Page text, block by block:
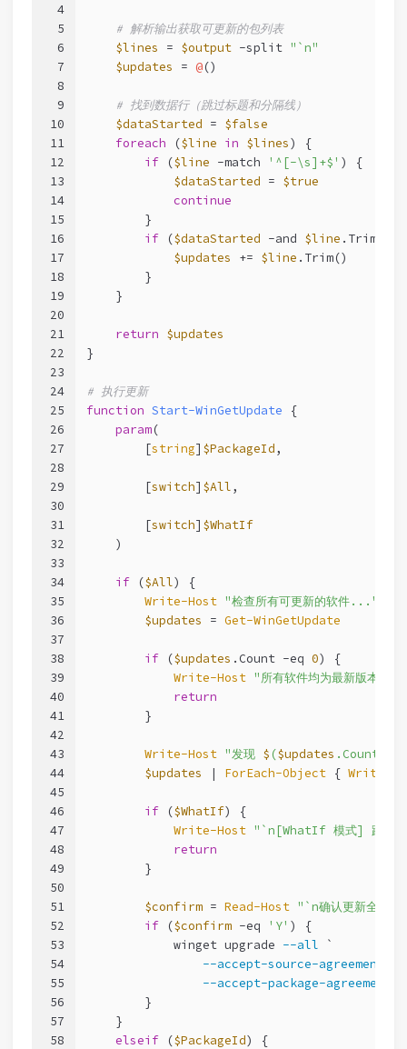
4
5
6
7
8
9
10
11
12
13
14
15
16
17
18
19
20
21
22
23
24
25
26
27
28
29
30
31
32
33
34
35
36
37
38
39
40
41
42
43
44
45
46
47
48
49
50
51
52
53
54
55
56
57
58
# 解析输出获取可更新的包列表
$lines = $output -split "`n"
$updates = @()
# 找到数据行（跳过标题和分隔线）
$dataStarted = $false
foreach ($line in $lines) {
if ($line -match '^[-\s]+$' ) {
$dataStarted = $true
continue
        }
if ($dataStarted -and $line .Trim()
$updates += $line .Trim()
        }
    }
return $updates
}
# 执行更新
function Start-WinGetUpdate {
param(
        [
string] $PackageId,
        [
switch] $All,
        [
switch] $WhatIf
    )
if ($All) {
Write-Host "检查所有可更新的软件..."
$updates = Get-WinGetUpdate
if ($updates .Count -eq 0) {
Write-Host "所有软件均为最新版本"
return
        }
Write-Host "发现 $ ($updates .Count) 个
$updates | ForEach-Object { Write-
if ($WhatIf) {
Write-Host "`n[WhatIf 模式] 跳过实
return
        }
$confirm = Read-Host "`n确认更新全部
if ($confirm -eq 'Y' ) {
            winget upgrade
--all `
--accept-source-agreements
--accept-package-agreements
        }
    }
elseif ($PackageId) {